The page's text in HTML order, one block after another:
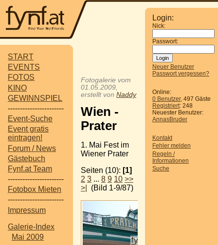
START
EVENTS
FOTOS
KINO
GEWINNSPIEL
-----------------------
Event-Suche
Event gratis
eintragen!
Forum / News
Gästebuch
Fynf.at Team
-----------------------
Fotobox Mieten
-----------------------
Impressum
Galerie-Index
Mai 2009
Login:
Nick:
Passwort:
Neuer Benutzer
Passwort vergessen?
Online:
0 Benutzer, 497 Gäste
Registriert: 248
Neuester Benutzer:
AnnasBruder
Kontakt
Fehler melden
Regeln /
Informationen
Suche
Fotogalerie vom
01.05.2009,
erstellt von Naddy
Wien -
Prater
1. Mai Fest im
Wiener Prater
Seiten (10): [1]
2 3 ... 8 9 10 >>
>|
(Bild 1-9/87)